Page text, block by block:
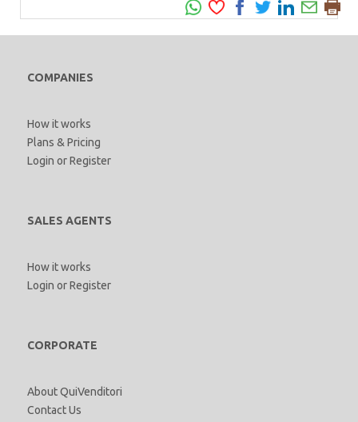
COMPANIES
How it works
Plans & Pricing
Login orRegister
SALES AGENTS
How it works
Login orRegister
CORPORATE
About QuiVenditori
Contact Us